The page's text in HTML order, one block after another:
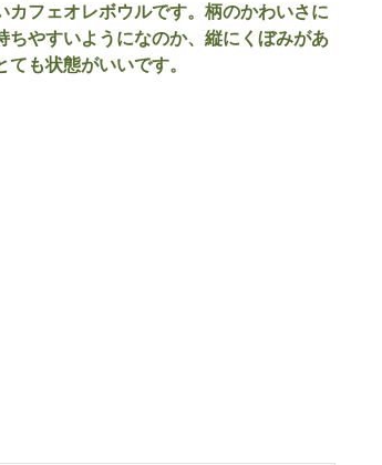
カフェオレボウルです。柄のかわいさに
ちやすいようになのか、縦にくぼみがあ
も状態がいいです。